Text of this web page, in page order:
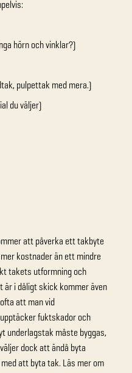
hörn och vinklar?)
pulpettak med mera.)
du väljer)
att påverka ett takbyte
kostnader än ett mindre
takets utformning och
är i dåligt skick kommer även
att man vid
fuktskador och
underlagstak måste byggas,
dock att ändå byta
att byta tak. Läs mer om